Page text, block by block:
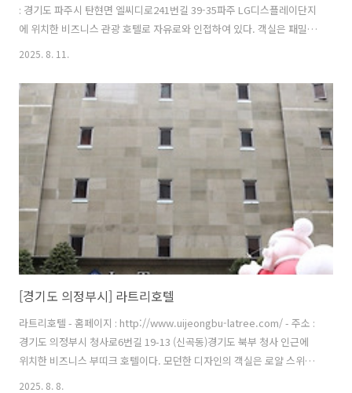
: 경기도 파주시 탄현면 엘씨디로241번길 39-35파주 LG디스플레이단지
에 위치한 비즈니스 관광 호텔로 자유로와 인접하여 있다. 객실은 패밀리
스위트, 주니어 스위트, 슈페리어 트윈, 디럭스 더블, 디럭스 트윈이 있
고 탁 트인 주방과 야외 테라스가 있으며 야외 스파가 있다. 1층 레스토랑
에서 아침 식사가 뷔페로 제공된다. 그 외에도 호텔에는 레스토랑, 와이
파이와 PC가 제공되는 회의실, 비즈니스 센터, 피트니스 센터, 주차장 등
의 부대 시설을 보유하고 있다. 차량 이용 시 주변 관광지로는 대형 프리
미엄 아울렛, 파주 출판도시, 헤이리 예술마을 ..
2025. 8. 11.
[경기도 의정부시] 라트리호텔
라트리호텔 - 홈페이지 : http://www.uijeongbu-latree.com/ - 주소 :
경기도 의정부시 청사로6번길 19-13 (신곡동)경기도 북부 청사 인근에
위치한 비즈니스 부띠크 호텔이다. 모던한 디자인의 객실은 로얄 스위트,
스위트, 디럭스, 스탠다드, 커플 PC 5개의 룸 타입이 있고 모든 객실에 공
2025. 8. 8.